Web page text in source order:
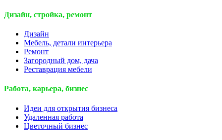
Дизайн, стройка, ремонт
Дизайн
Мебель, детали интерьера
Ремонт
Загородный дом, дача
Реставрация мебели
Работа, карьера, бизнес
Идеи для открытия бизнеса
Удаленная работа
Цветочный бизнес